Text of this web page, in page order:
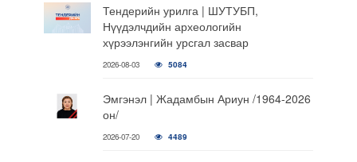
Тендерийн урилга | ШУТУБП,
Нүүдэлчдийн археологийн
хүрээлэнгийн урсгал засвар
2026-08-03 5084
Эмгэнэл | Жадамбын Ариун /1964-2026
он/
2026-07-20 4489